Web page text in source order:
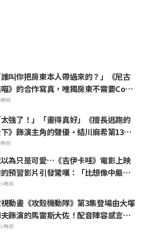
誰叫你把房東本人帶過來的？」《尼古
》的合作寫真，唯獨房東不需要Cosp
發熱議
前
太強了！」「畫得真好」《擅長逃跑的
》飾演主角的聲優·結川麻希第13集
插畫獲高度讚賞
前
為只是可愛…《吉伊卡哇》電影上映
預習影片引發驚嘆：「比想像中嚴
「講的簡直全都是勞動的事」反差感
網友
時前
動畫《攻殼機動隊》第3集登場由大塚
飾演的馬雷斯大佐！配音陣容感言＆
插畫公開
時前